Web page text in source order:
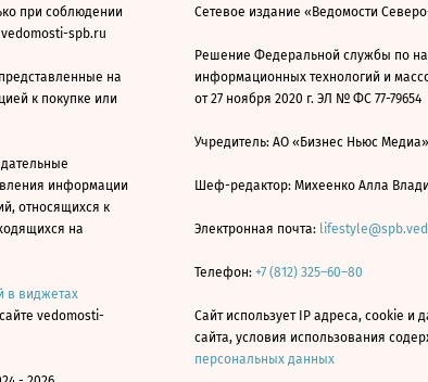
при соблюдении
spb.ru
на
к покупке или
информации
относящихся к
на
в виджетах
vedomosti-
Сетевое издание «Ведомости
Решение Федеральной службы по
информационных технологий и
от 27 ноября 2020 г. ЭЛ № ФС 77-79654
Учредитель: АО «Бизнес Ньюс Медиа»
Шеф-редактор: Михеенко Алла
Электронная почта:
Телефон: +7 (812) 325–60–80
Сайт использует IP адреса, cookie и
сайта, условия использования
персональных данных